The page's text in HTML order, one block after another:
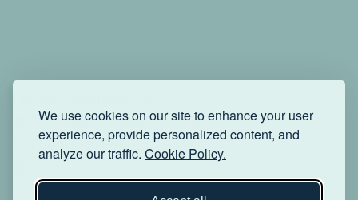
We use cookies on our site to enhance your user
experience, provide personalized content, and
analyze our traffic. Cookie Policy.
© 2025 Blix Datagulv AS. Org.nr:
997045335MVA.